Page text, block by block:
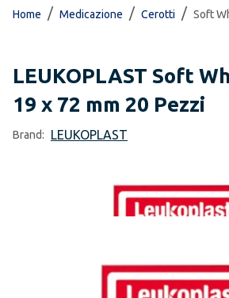
Home / Medicazione / Cerotti / Soft
LEUKOPLAST Soft
19 x 72 mm 20 Pezzi
Brand: LEUKOPLAST